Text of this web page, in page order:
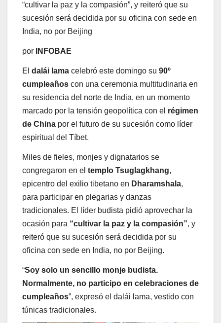
“cultivar la paz y la compasión”, y reiteró que su
sucesión será decidida por su oficina con sede en
India, no por Beijing
por INFOBAE
El dalái lama celebró este domingo su 90º
cumpleaños con una ceremonia multitudinaria en
su residencia del norte de India, en un momento
marcado por la tensión geopolítica con el régimen
de China por el futuro de su sucesión como líder
espiritual del Tíbet.
Miles de fieles, monjes y dignatarios se
congregaron en el templo Tsuglagkhang,
epicentro del exilio tibetano en Dharamshala,
para participar en plegarias y danzas
tradicionales. El líder budista pidió aprovechar la
ocasión para “cultivar la paz y la compasión”, y
reiteró que su sucesión será decidida por su
oficina con sede en India, no por Beijing.
“Soy solo un sencillo monje budista.
Normalmente, no participo en celebraciones de
cumpleaños”, expresó el dalái lama, vestido con
túnicas tradicionales.